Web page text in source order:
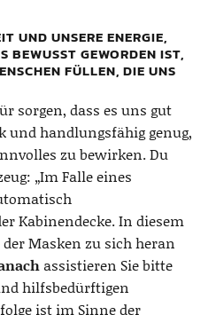
UND UNSERE ENERGIE,
BEWUSST GEWORDEN IST,
FÜLLEN, DIE UNS
sorgen, dass es uns gut
und handlungsfähig genug,
zu bewirken. Du
„Im Falle eines
Kabinendecke. In diesem
Masken zu sich heran
assistieren Sie bitte
hilfsbedürftigen
ist im Sinne der